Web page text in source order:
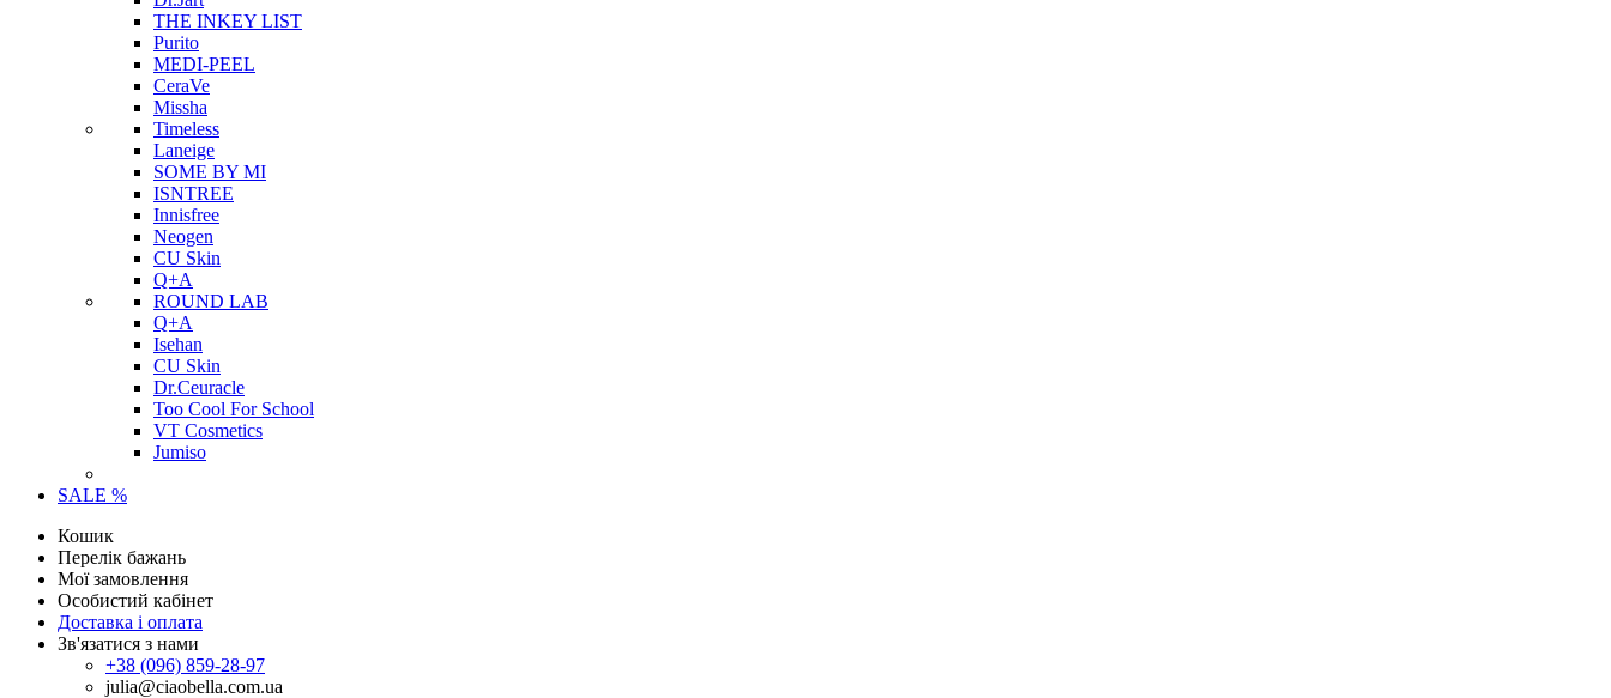
THE INKEY LIST
Purito
MEDI-PEEL
CeraVe
Missha
Timeless
Laneige
SOME BY MI
ISNTREE
Innisfree
Neogen
CU Skin
Q+A
ROUND LAB
Q+A
Isehan
CU Skin
Dr.Ceuracle
Too Cool For School
VT Cosmetics
Jumiso
SALE %
Кошик
Перелік бажань
Мої замовлення
Особистий кабінет
Доставка і оплата
Зв'язатися з нами
+38 (096) 859-28-97
julia@ciaobella.com.ua